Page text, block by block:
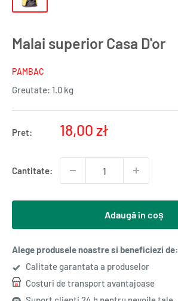
Malai superior Casa D'or
PAMBAC
Greutate: 1.0 kg
Pret:
Pret
18,00 zł
Cantitate:
Adaugă în coș
Alege produsele noastre si beneficiezi de:
Calitate garantata a produselor
Costuri de transport avantajoase